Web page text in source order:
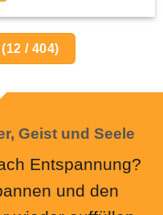
(12 / 404)
Geist und Seele
Entspannung?
und den